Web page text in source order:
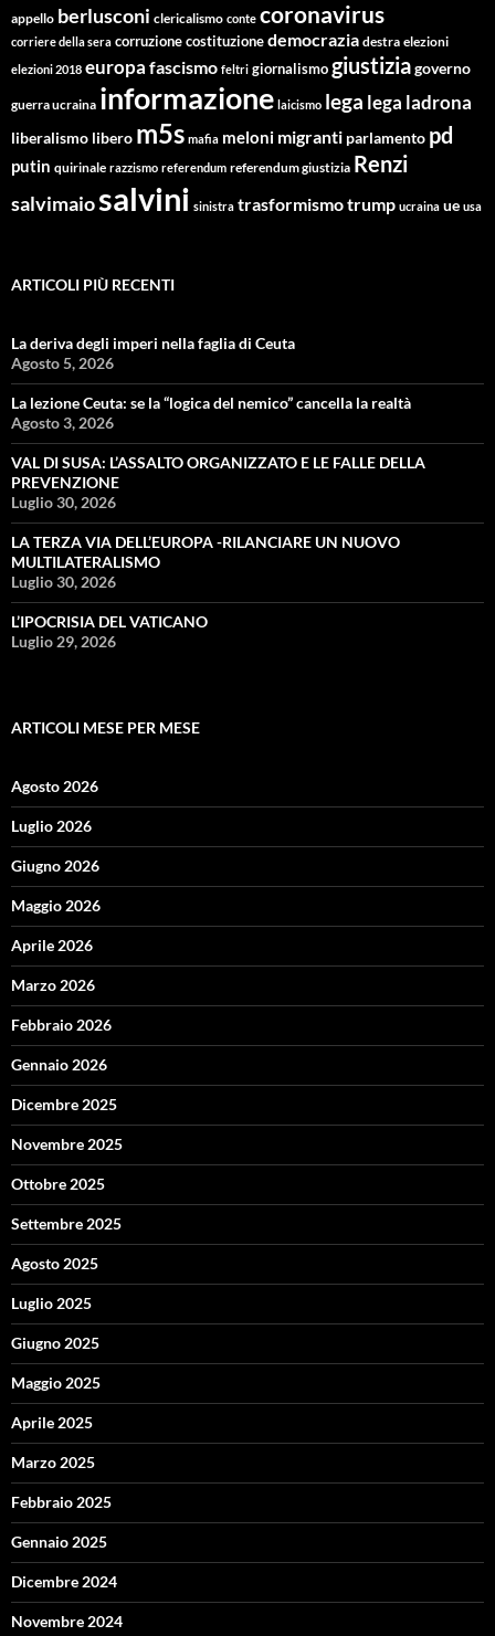
appello berlusconi clericalismo conte coronavirus
corriere della sera corruzionecostituzionedemocrazia destra elezioni
elezioni 2018 europa fascismo feltri giornalismogiustiziagoverno
guerra ucraina informazione laicismo lega lega ladrona
liberalismo libero m5s mafia meloni migranti parlamento pd
putin quirinale razzismo referendum referendum giustizia Renzi
salvimaiosalvini sinistra trasformismotrump ucraina ue usa
ARTICOLI PIÙ RECENTI
La deriva degli imperi nella faglia di Ceuta
Agosto 5, 2026
La lezione Ceuta: se la “logica del nemico” cancella la realtà
Agosto 3, 2026
VAL DI SUSA: L’ASSALTO ORGANIZZATO E LE FALLE DELLA
PREVENZIONE
Luglio 30, 2026
LA TERZA VIA DELL’EUROPA -RILANCIARE UN NUOVO
MULTILATERALISMO
Luglio 30, 2026
L’IPOCRISIA DEL VATICANO
Luglio 29, 2026
ARTICOLI MESE PER MESE
Agosto 2026
Luglio 2026
Giugno 2026
Maggio 2026
Aprile 2026
Marzo 2026
Febbraio 2026
Gennaio 2026
Dicembre 2025
Novembre 2025
Ottobre 2025
Settembre 2025
Agosto 2025
Luglio 2025
Giugno 2025
Maggio 2025
Aprile 2025
Marzo 2025
Febbraio 2025
Gennaio 2025
Dicembre 2024
Novembre 2024